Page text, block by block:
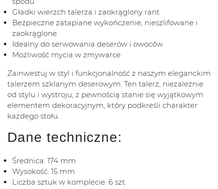
Gładki wierzch talerza i zaokrąglony rant
Bezpieczne zatapiane wykończenie, nieszlifowane i
zaokrąglone
Idealny do serwowania deserów i owoców
Możliwość mycia w zmywarce
Zainwestuj w styl i funkcjonalność z naszym eleganckim
talerzem szklanym deserowym. Ten talerz, niezależnie
od stylu i wystroju, z pewnością stanie się wyjątkowym
elementem dekoracyjnym, który podkreśli charakter
każdego stołu.
Dane techniczne:
Średnica: 174 mm
Wysokość: 15 mm
Liczba sztuk w komplecie: 6 szt.